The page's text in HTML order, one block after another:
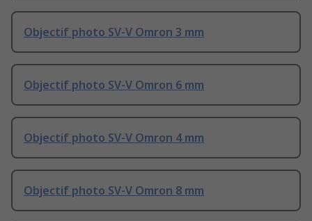
Objectif photo SV-V Omron 3 mm
Objectif photo SV-V Omron 6 mm
Objectif photo SV-V Omron 4 mm
Objectif photo SV-V Omron 8 mm